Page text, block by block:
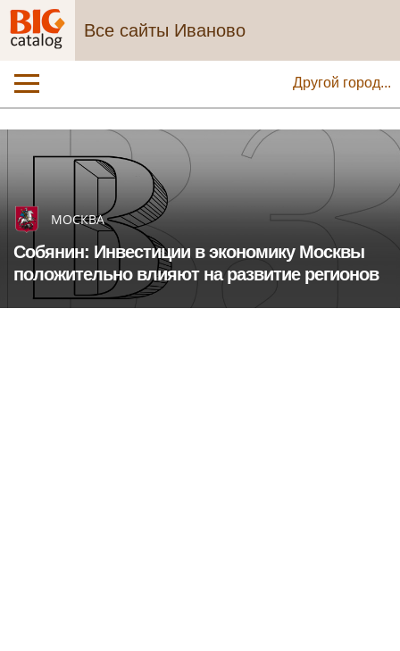
Все сайты Иваново
Другой город...
МОСКВА
Собянин: Инвестиции в экономику Москвы
положительно влияют на развитие регионов